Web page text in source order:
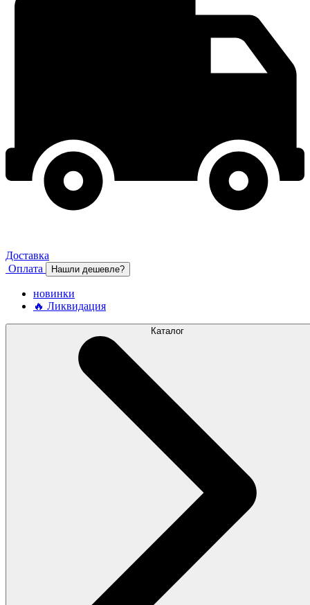
Доставка
Оплата
Нашли дешевле?
новинки
🔥 Ликвидация
Каталог